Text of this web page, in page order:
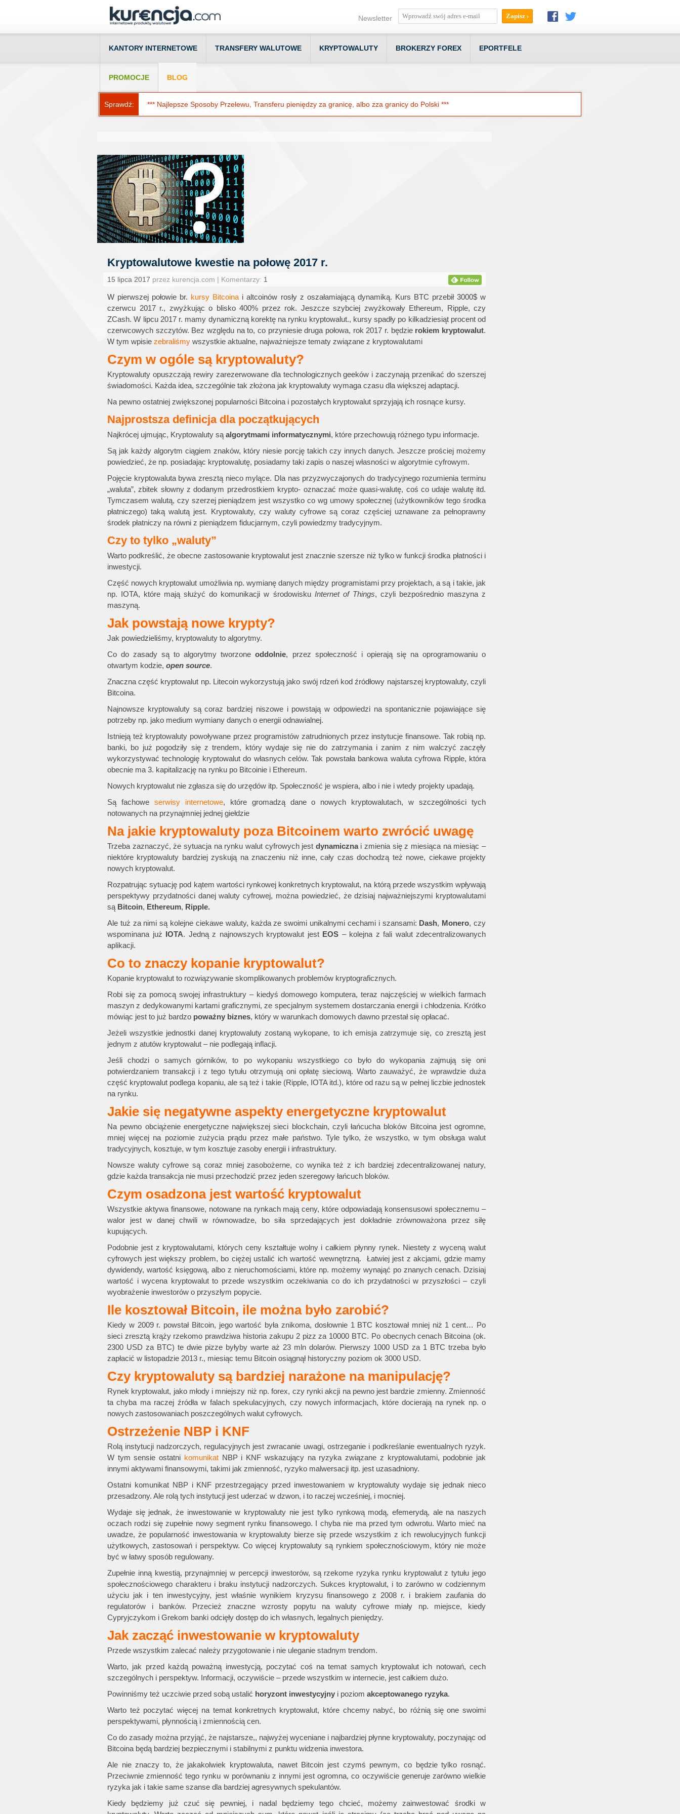
Newsletter
KANTORY INTERNETOWE TRANSFERY WALUTOWE KRYPTOWALUTY BROKERZY FOREX EPORTFELE
PROMOCJE BLOG
Sprawdź: *** Najlepsze Sposoby Przelewu, Transferu pieniędzy za granicę, albo zza granicy do Polski ***
Kryptowalutowe kwestie na połowę 2017 r.
15 lipca 2017 przez kurencja.com | Komentarzy: 1
W pierwszej połowie br. kursy Bitcoina i altcoinów rosły z oszałamiającą dynamiką. Kurs BTC przebił 3000$ w
czerwcu 2017 r., zwyżkując o blisko 400% przez rok. Jeszcze szybciej zwyżkowały Ethereum, Ripple, czy
ZCash. W lipcu 2017 r. mamy dynamiczną korektę na rynku kryptowalut., kursy spadły po kilkadziesiąt procent od
czerwcowych szczytów. Bez względu na to, co przyniesie druga połowa, rok 2017 r. będzie rokiem kryptowalut.
W tym wpisie zebraliśmy wszystkie aktualne, najważniejsze tematy związane z kryptowalutami
Czym w ogóle są kryptowaluty?
Kryptowaluty opuszczają rewiry zarezerwowane dla technologicznych geeków i zaczynają przenikać do szerszej
świadomości. Każda idea, szczególnie tak złożona jak kryptowaluty wymaga czasu dla większej adaptacji.
Na pewno ostatniej zwiększonej popularności Bitcoina i pozostałych kryptowalut sprzyjają ich rosnące kursy.
Najprostsza definicja dla początkujących
Najkrócej ujmując, Kryptowaluty są algorytmami informatycznymi, które przechowują różnego typu informacje.
Są jak każdy algorytm ciągiem znaków, który niesie porcję takich czy innych danych. Jeszcze prościej możemy
powiedzieć, że np. posiadając kryptowalutę, posiadamy taki zapis o naszej własności w algorytmie cyfrowym.
Pojęcie kryptowaluta bywa zresztą nieco mylące. Dla nas przyzwyczajonych do tradycyjnego rozumienia terminu
„waluta”, zbitek słowny z dodanym przedrostkiem krypto- oznaczać może quasi-walutę, coś co udaje walutę itd.
Tymczasem walutą, czy szerzej pieniądzem jest wszystko co wg umowy społecznej (użytkowników tego środka
płatniczego) taką walutą jest. Kryptowaluty, czy waluty cyfrowe są coraz częściej uznawane za pełnoprawny
środek płatniczy na równi z pieniądzem fiducjarnym, czyli powiedzmy tradycyjnym.
Czy to tylko „waluty”
Warto podkreślić, że obecne zastosowanie kryptowalut jest znacznie szersze niż tylko w funkcji środka płatności i
inwestycji.
Część nowych kryptowalut umożliwia np. wymianę danych między programistami przy projektach, a są i takie, jak
np. IOTA, które mają służyć do komunikacji w środowisku Internet of Things, czyli bezpośrednio maszyna z
maszyną.
Jak powstają nowe krypty?
Jak powiedzieliśmy, kryptowaluty to algorytmy.
Co do zasady są to algorytmy tworzoneoddolnie, przez społeczność i opierają się na oprogramowaniu o
otwartym kodzie, open source.
Znaczna część kryptowalut np. Litecoin wykorzystują jako swój rdzeń kod źródłowy najstarszej kryptowaluty, czyli
Bitcoina.
Najnowsze kryptowaluty są coraz bardziej niszowe i powstają w odpowiedzi na spontanicznie pojawiające się
potrzeby np. jako medium wymiany danych o energii odnawialnej.
Istnieją też kryptowaluty powoływane przez programistów zatrudnionych przez instytucje finansowe. Tak robią np.
banki, bo już pogodziły się z trendem, który wydaje się nie do zatrzymania i zanim z nim walczyć zaczęły
wykorzystywać technologię kryptowalut do własnych celów. Tak powstała bankowa waluta cyfrowa Ripple, która
obecnie ma 3. kapitalizację na rynku po Bitcoinie i Ethereum.
Nowych kryptowalut nie zgłasza się do urzędów itp. Społeczność je wspiera, albo i nie i wtedy projekty upadają.
Są fachowe serwisy internetowe, które gromadzą dane o nowych kryptowalutach, w szczególności tych
notowanych na przynajmniej jednej giełdzie
Na jakie kryptowaluty poza Bitcoinem warto zwrócić uwagę
Trzeba zaznaczyć, że sytuacja na rynku walut cyfrowych jest dynamicznai zmienia się z miesiąca na miesiąc –
niektóre kryptowaluty bardziej zyskują na znaczeniu niż inne, cały czas dochodzą też nowe, ciekawe projekty
nowych kryptowalut.
Rozpatrując sytuację pod kątem wartości rynkowej konkretnych kryptowalut, na którą przede wszystkim wpływają
perspektywy przydatności danej waluty cyfrowej, można powiedzieć, że dzisiaj najważniejszymi kryptowalutami
są Bitcoin, Ethereum, Ripple.
Ale tuż za nimi są kolejne ciekawe waluty, każda ze swoimi unikalnymi cechami i szansami: Dash, Monero, czy
wspominana już IOTA. Jedną z najnowszych kryptowalut jest EOS – kolejna z fali walut zdecentralizowanych
aplikacji.
Co to znaczy kopanie kryptowalut?
Kopanie kryptowalut to rozwiązywanie skomplikowanych problemów kryptograficznych.
Robi się za pomocą swojej infrastruktury – kiedyś domowego komputera, teraz najczęściej w wielkich farmach
maszyn z dedykowanymi kartami graficznymi, ze specjalnym systemem dostarczania energii i chłodzenia. Krótko
mówiąc jest to już bardzo poważny biznes, który w warunkach domowych dawno przestał się opłacać.
Jeżeli wszystkie jednostki danej kryptowaluty zostaną wykopane, to ich emisja zatrzymuje się, co zresztą jest
jednym z atutów kryptowalut – nie podlegają inflacji.
Jeśli chodzi o samych górników, to po wykopaniu wszystkiego co było do wykopania zajmują się oni
potwierdzaniem transakcji i z tego tytułu otrzymują oni opłatę sieciową. Warto zauważyć, że wprawdzie duża
część kryptowalut podlega kopaniu, ale są też i takie (Ripple, IOTA itd.), które od razu są w pełnej liczbie jednostek
na rynku.
Jakie się negatywne aspekty energetyczne kryptowalut
Na pewno obciążenie energetyczne największej sieci blockchain, czyli łańcucha bloków Bitcoina jest ogromne,
mniej więcej na poziomie zużycia prądu przez małe państwo. Tyle tylko, że wszystko, w tym obsługa walut
tradycyjnych, kosztuje, w tym kosztuje zasoby energii i infrastruktury.
Nowsze waluty cyfrowe są coraz mniej zasobożerne, co wynika też z ich bardziej zdecentralizowanej natury,
gdzie każda transakcja nie musi przechodzić przez jeden szeregowy łańcuch bloków.
Czym osadzona jest wartość kryptowalut
Wszystkie aktywa finansowe, notowane na rynkach mają ceny, które odpowiadają konsensusowi społecznemu –
walor jest w danej chwili w równowadze, bo siła sprzedających jest dokładnie zrównoważona przez siłę
kupujących.
Podobnie jest z kryptowalutami, których ceny kształtuje wolny i całkiem płynny rynek. Niestety z wyceną walut
cyfrowych jest większy problem, bo ciężej ustalić ich wartość wewnętrzną. Łatwiej jest z akcjami, gdzie mamy
dywidendy, wartość księgową, albo z nieruchomościami, które np. możemy wynająć po znanych cenach. Dzisiaj
wartość i wycena kryptowalut to przede wszystkim oczekiwania co do ich przydatności w przyszłości – czyli
wyobrażenie inwestorów o przyszłym popycie.
Ile kosztował Bitcoin, ile można było zarobić?
Kiedy w 2009 r. powstał Bitcoin, jego wartość była znikoma, dosłownie 1 BTC kosztował mniej niż 1 cent… Po
sieci zresztą krąży rzekomo prawdziwa historia zakupu 2 pizz za 10000 BTC. Po obecnych cenach Bitcoina (ok.
2300 USD za BTC) te dwie pizze byłyby warte aż 23 mln dolarów. Pierwszy 1000 USD za 1 BTC trzeba było
zapłacić w listopadzie 2013 r., miesiąc temu Bitcoin osiągnął historyczny poziom ok 3000 USD.
Czy kryptowaluty są bardziej narażone na manipulację?
Rynek kryptowalut, jako młody i mniejszy niż np. forex, czy rynki akcji na pewno jest bardzie zmienny. Zmienność
ta chyba ma raczej źródła w falach spekulacyjnych, czy nowych informacjach, które docierają na rynek np. o
nowych zastosowaniach poszczególnych walut cyfrowych.
Ostrzeżenie NBP i KNF
Rolą instytucji nadzorczych, regulacyjnych jest zwracanie uwagi, ostrzeganie i podkreślanie ewentualnych ryzyk.
W tym sensie ostatni komunikatNBP i KNF wskazujący na ryzyka związane z kryptowalutami, podobnie jak
innymi aktywami finansowymi, takimi jak zmienność, ryzyko malwersacji itp. jest uzasadniony.
Ostatni komunikat NBP i KNF przestrzegający przed inwestowaniem w kryptowaluty wydaje się jednak nieco
przesadzony. Ale rolą tych instytucji jest uderzać w dzwon, i to raczej wcześniej, i mocniej.
Wydaje się jednak, że inwestowanie w kryptowaluty nie jest tylko rynkową modą, efemerydą, ale na naszych
oczach rodzi się zupełnie nowy segment rynku finansowego. I chyba nie ma przed tym odwrotu. Warto mieć na
uwadze, że popularność inwestowania w kryptowaluty bierze się przede wszystkim z ich rewolucyjnych funkcji
użytkowych, zastosowań i perspektyw. Co więcej kryptowaluty są rynkiem społecznościowym, który nie może
być w łatwy sposób regulowany.
Zupełnie inną kwestią, przynajmniej w percepcji inwestorów, są rzekome ryzyka rynku kryptowalut z tytułu jego
społecznościowego charakteru i braku instytucji nadzorczych. Sukces kryptowalut, i to zarówno w codziennym
użyciu jak i ten inwestycyjny, jest właśnie wynikiem kryzysu finansowego z 2008 r. i brakiem zaufania do
regulatorów i banków. Przecież znaczne wzrosty popytu na waluty cyfrowe miały np. miejsce, kiedy
Cypryjczykom i Grekom banki odcięły dostęp do ich własnych, legalnych pieniędzy.
Jak zacząć inwestowanie w kryptowaluty
Przede wszystkim zalecać należy przygotowanie i nie uleganie stadnym trendom.
Warto, jak przed każdą poważną inwestycją, poczytać coś na temat samych kryptowalut ich notowań, cech
szczególnych i perspektyw. Informacji, oczywiście – przede wszystkim w internecie, jest całkiem dużo.
Powinniśmy też uczciwie przed sobą ustalić horyzont inwestycyjny i poziom akceptowanego ryzyka.
Warto też poczytać więcej na temat konkretnych kryptowalut, które chcemy nabyć, bo różnią się one swoimi
perspektywami, płynnością i zmiennością cen.
Co do zasady można przyjąć, że najstarsze,, najwyżej wyceniane i najbardziej płynne kryptowaluty, poczynając od
Bitcoina będą bardziej bezpiecznymi i stabilnymi z punktu widzenia inwestora.
Ale nie znaczy to, że jakakolwiek kryptowaluta, nawet Bitcoin jest czymś pewnym, co będzie tylko rosnąć.
Przeciwnie zmienność tego rynku w porównaniu z innymi jest ogromna, co oczywiście generuje zarówno wielkie
ryzyka jak i takie same szanse dla bardziej agresywnych spekulantów.
Kiedy będziemy już czuć się pewniej, i nadal będziemy tego chcieć, możemy zainwestować środki w